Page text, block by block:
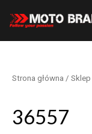
Strona główna / Sklep
36557